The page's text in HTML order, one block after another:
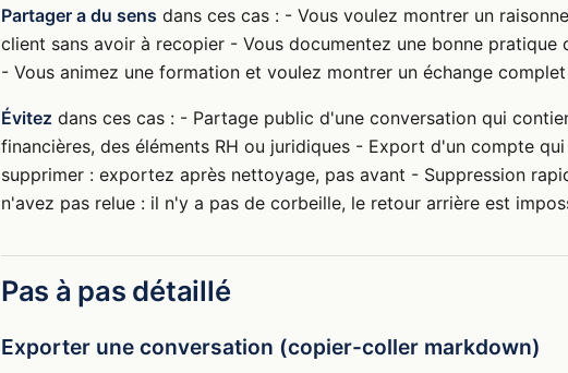
Partager a du sens dans ces cas : - Vous voulez montrer un
client sans avoir à recopier - Vous documentez une bonne
- Vous animez une formation et voulez montrer un échange
Évitez dans ces cas : - Partage public d'une conversation qui
financières, des éléments RH ou juridiques - Export d'un compte
supprimer : exportez après nettoyage, pas avant - Suppression
n'avez pas relue : il n'y a pas de corbeille, le retour arrière est
Pas à pas détaillé
Exporter une conversation (copier-coller markdown)